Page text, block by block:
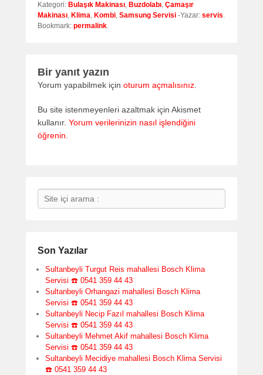
Kategori: Bulaşık Makinası, Buzdolabı, Çamaşır
Makinası, Klima, Kombi, Samsung Servisi -Yazar: servis.
Bookmark: permalink.
Bir yanıt yazın
Yorum yapabilmek için oturum açmalısınız
Bu site istenmeyenleri azaltmak için Akismet
kullanır. Yorum verilerinizin nasıl işlendiğini
öğrenin.
Search
Son Yazılar
Sultanbeyli Turgut Reis mahallesi Bosch Klima
Servisi ☎️ 0541 359 44 43
Sultanbeyli Orhangazi mahallesi Bosch Klima
Servisi ☎️ 0541 359 44 43
Sultanbeyli Necip Fazıl mahallesi Bosch Klima
Servisi ☎️ 0541 359 44 43
Sultanbeyli Mehmet Akif mahallesi Bosch Klima
Servisi ☎️ 0541 359 44 43
Sultanbeyli Mecidiye mahallesi Bosch Klima Servisi
☎️ 0541 359 44 43